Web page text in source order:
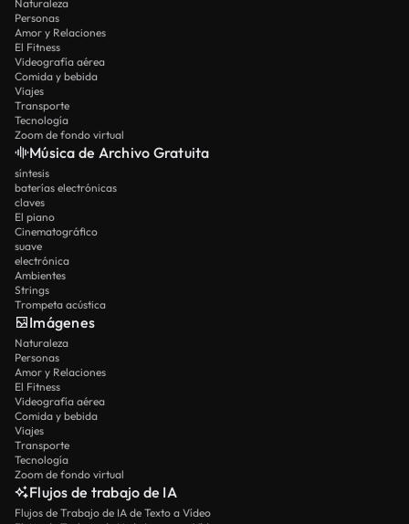
como un shot cinematográfico independiente.
Naturaleza
Personas
Amor y Relaciones
El Fitness
Videografía aérea
Comida y bebida
Viajes
Transporte
Tecnología
Zoom de fondo virtual
Música de Archivo Gratuita
síntesis
baterías electrónicas
claves
El piano
Cinematográfico
suave
electrónica
Ambientes
Strings
Trompeta acústica
Imágenes
Naturaleza
Personas
Amor y Relaciones
El Fitness
Videografía aérea
Comida y bebida
Viajes
Transporte
Tecnología
Zoom de fondo virtual
Flujos de trabajo de IA
Flujos de Trabajo de IA de Texto a Vídeo